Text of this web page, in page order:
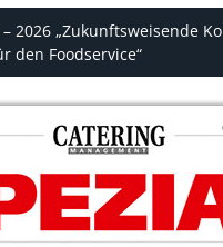
– 2026 „Zukunftsweisende
den Foodservice“